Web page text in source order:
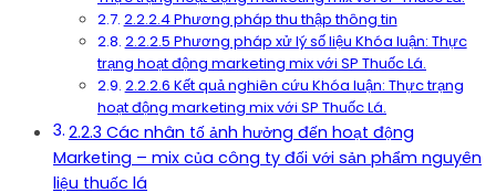
2.2.2.4 Phương pháp thu thập thông tin
2.2.2.5 Phương pháp xử lý số liệu Khóa luận: Thực
trạng hoạt động marketing mix với SP Thuốc Lá.
2.2.2.6 Kết quả nghiên cứu Khóa luận: Thực trạng
hoạt động marketing mix với SP Thuốc Lá.
2.2.3 Các nhân tố ảnh hưởng đến hoạt động
Marketing – mix của công ty đối với sản phẩm nguyên
liệu thuốc lá